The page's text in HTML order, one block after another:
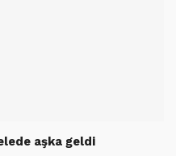
aşka geldi